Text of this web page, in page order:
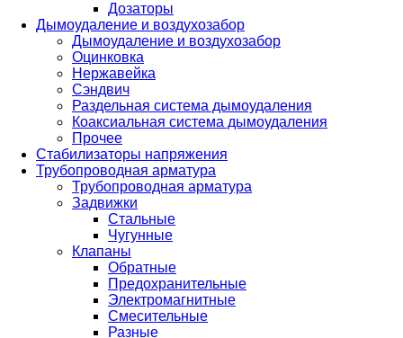
Дозаторы
Дымоудаление и воздухозабор
Дымоудаление и воздухозабор
Оцинковка
Нержавейка
Сэндвич
Раздельная система дымоудаления
Коаксиальная система дымоудаления
Прочее
Стабилизаторы напряжения
Трубопроводная арматура
Трубопроводная арматура
Задвижки
Стальные
Чугунные
Клапаны
Обратные
Предохранительные
Электромагнитные
Смесительные
Разные